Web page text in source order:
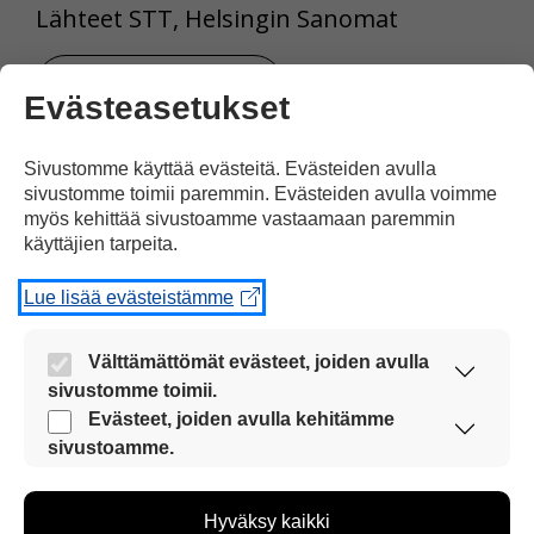
Lähteet STT, Helsingin Sanomat
Jaa Facebookissa
Kommentoi
Voit kirjoittaa mielipiteesi
uutisesta
kommenttilaatikkoon.
Evästeasetukset
Sivustomme käyttää evästeitä. Evästeiden avulla
sivustomme toimii paremmin. Evästeiden avulla voimme
myös kehittää sivustoamme vastaamaan paremmin
käyttäjien tarpeita.
Lue lisää evästeistämme
Välttämättömät evästeet, joiden avulla
sivustomme toimii.
Nämä evästeet ovat aina käytössä, jotta
sivustoamme voi käyttää sujuvasti ja turvallisesti.
Evästeet, joiden avulla kehitämme
sivustoamme.
kehittää sivustoamme vastaamaan paremmin
Hyväksy kaikki